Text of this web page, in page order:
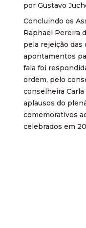
por Gustavo
Concluindo os
Raphael Pereira
pela rejeição
apontamentos
fala foi
ordem, pelo
conselheira
aplausos do
comemorativos
celebrados em